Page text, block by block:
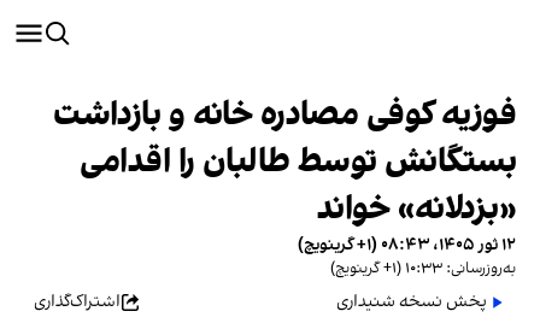
فوزیه کوفی مصادره خانه و بازداشت
بستگانش توسط طالبان را اقدامی
«بزدلانه» خواند
۱۲ ثور ۱۴۰۵، ۰۸:۴۳ (‎+۱ گرینویچ)
به‌روزرسانی: ۱۰:۳۳ (‎+۱ گرینویچ)
پخش نسخه شنیداری اشتراک‌گذاری